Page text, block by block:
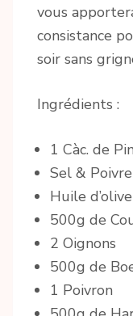
vous
consistance
soir sans
Ingrédients :
1 Càc. de
Sel & Poivre
Huile d’olive
500g de
2 Oignons
500g de
1 Poivron